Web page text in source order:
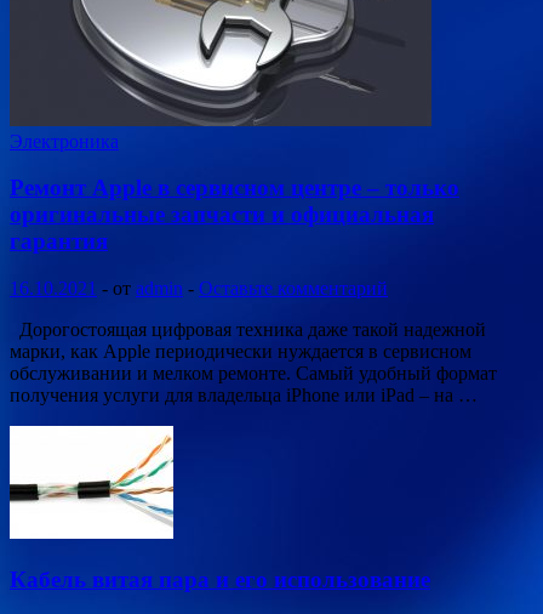
Электроника
Ремонт Apple в сервисном центре – только
оригинальные запчасти и официальная
гарантия
16.10.2021 - от admin - Оставьте комментарий
Дорогостоящая цифровая техника даже такой надежной
марки, как Apple периодически нуждается в сервисном
обслуживании и мелком ремонте. Самый удобный формат
получения услуги для владельца iPhone или iPad – на …
Кабель витая пара и его использование